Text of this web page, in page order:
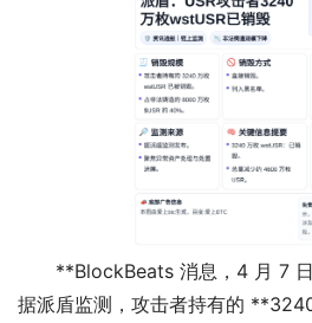
**BlockBeats 消息，4 月 7
据派盾监测，攻击者持有的